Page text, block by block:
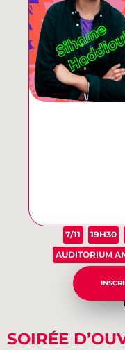
SOIRÉE
7/11 19H30
AUDITORIUM